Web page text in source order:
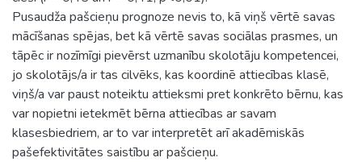
Pusaudža pašcieņu prognoze nevis to, kā viņš vērtē savas
mācīšanas spējas, bet kā vērtē savas sociālas prasmes, un
tāpēc ir nozīmīgi pievērst uzmanību skolotāju kompetencei,
jo skolotājs/a ir tas cilvēks, kas koordinē attiecības klasē,
viņš/a var paust noteiktu attieksmi pret konkrēto bērnu, kas
var nopietni ietekmēt bērna attiecības ar savam
klasesbiedriem, ar to var interpretēt arī akadēmiskās
pašefektivitātes saistību ar pašcieņu.